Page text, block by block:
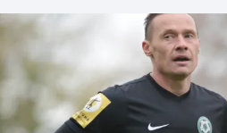
Cyklistika
DALŠÍ SPORTY
Americký fotbal
NEPŘEHLÉDNĚTE